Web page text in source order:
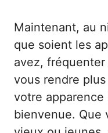
Maintenant, au
que soient les
avez,
vous rendre
votre
bienvenue. Que